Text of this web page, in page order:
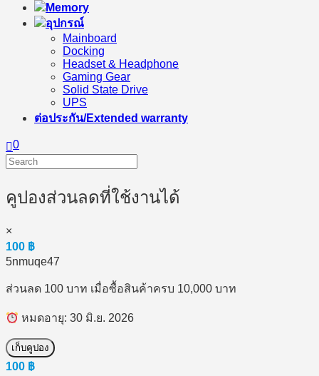
Memory
อุปกรณ์
Mainboard
Docking
Headset & Headphone
Gaming Gear
Solid State Drive
UPS
ต่อประกัน/Extended warranty
0
คูปองส่วนลดที่ใช้งานได้
×
100 ฿
5nmuqe47
ส่วนลด 100 บาท เมื่อซื้อสินค้าครบ 10,000 บาท
หมดอายุ: 30 มิ.ย. 2026
เก็บคูปอง
100 ฿